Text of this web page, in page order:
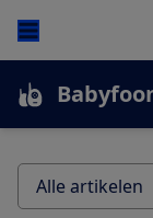
Alle artikelen